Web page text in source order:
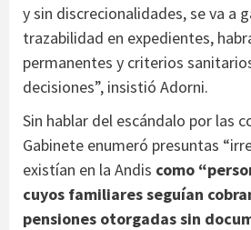
y sin discrecionalidades, se va a
trazabilidad en expedientes,
permanentes y criterios
decisiones”, insistió Adorni.
Sin hablar del escándalo por las
Gabinete enumeró presuntas
existían en la Andis como
cuyos familiares seguían
pensiones otorgadas sin